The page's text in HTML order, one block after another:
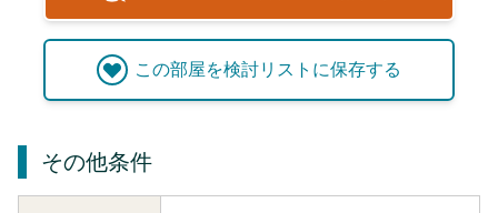
この部屋を検討リストに保存する
その他条件